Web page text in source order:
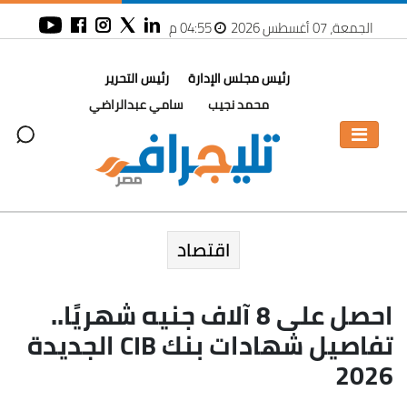
الجمعة، 07 أغسطس 2026 04:55 م
رئيس مجلس الإدارة
محمد نجيب
رئيس التحرير
سامي عبدالراضي
اقتصاد
احصل على 8 آلاف جنيه شهريًا..
تفاصيل شهادات بنك CIB الجديدة
2026